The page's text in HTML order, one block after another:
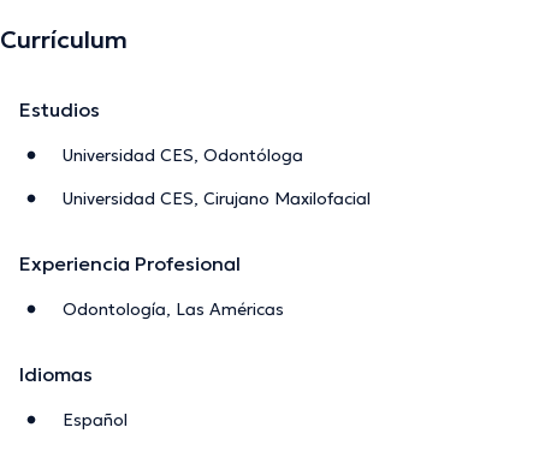
Currículum
Estudios
Universidad CES, Odontóloga
Universidad CES, Cirujano Maxilofacial
Experiencia Profesional
Odontología, Las Américas
Idiomas
Español